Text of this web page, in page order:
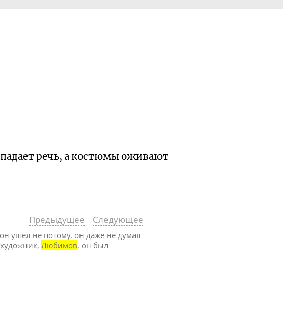
речь, а костюмы оживают
Предыдущее Следующее
ушел не потому, он даже не думал
Любимов, он был